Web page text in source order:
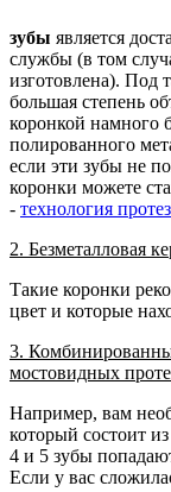
зубы является
службы (в том
изготовлена). Под
большая степень
коронкой намного
полированного
если эти зубы не
коронки можете
- технология
2. Безметалловая
Такие коронки
цвет и которые
3.
мостовидных
Например, вам
который состоит
4 и 5 зубы
Если у вас